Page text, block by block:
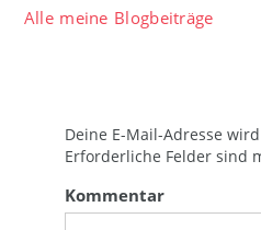
Alle meine Blogbeiträge
Deine E-Mail-Adresse
Erforderliche Felder sind
Kommentar